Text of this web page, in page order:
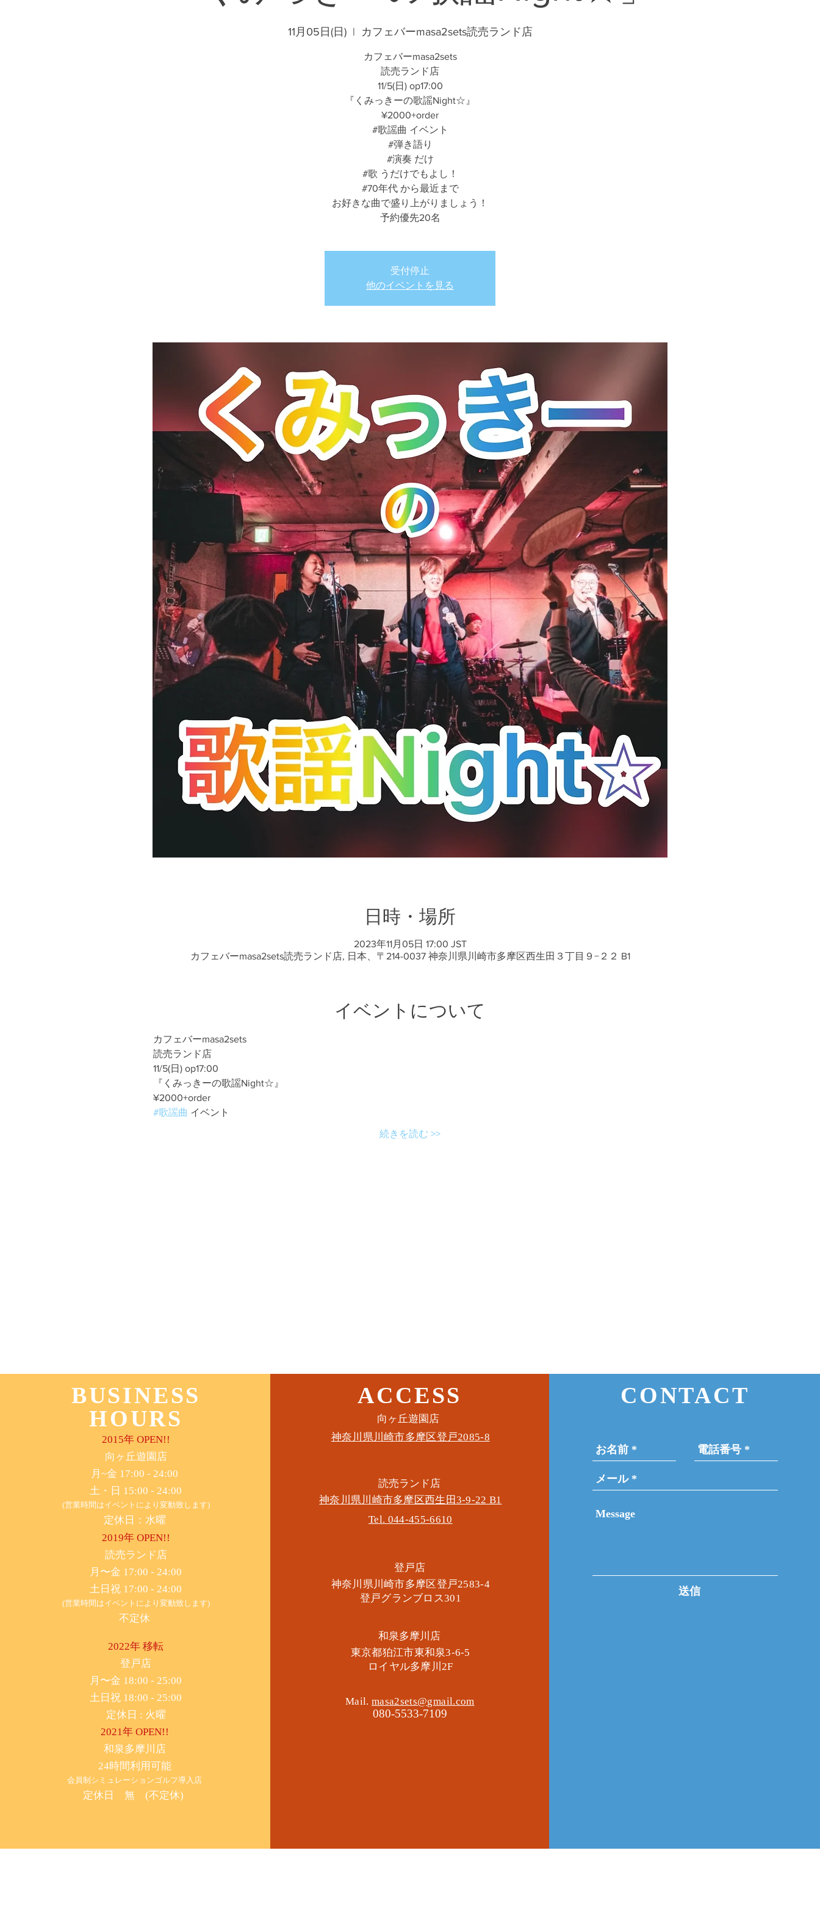
11月05日(日)
  |
カフェバーmasa2sets読売ランド店
カフェバーmasa2sets
読売ランド店
11/5(日) op17:00
『くみっきーの歌謡Night☆』
¥2000+order
#歌謡曲 イベント
#弾き語り
#演奏 だけ
#歌 うだけでもよし！
#70年代 から最近まで
お好きな曲で盛り上がりましょう！
予約優先20名
受付停止
他のイベントを見る
日時・場所
2023年11月05日 17:00 JST
カフェバーmasa2sets読売ランド店, 日本、〒214-0037 神奈川県川崎市多摩区西生田３丁目９−２２ B1
イベントについて
カフェバーmasa2sets
読売ランド店
11/5(日) op17:00
『くみっきーの歌謡Night☆』
¥2000+order
#歌謡曲 イベント
続きを読む >>
このイベントをシェア
BUSINESS
HOURS
2015年 OPEN!!
​向ヶ丘遊園店
月~金 17:00 - 24:00
土・日 15:00 - 24:00
(営業時間はイベントにより変動致します)
定休日：水曜
2019年 OPEN!!
​読売ランド店
月〜金 17:00 - 24:00
土日祝 17:00 - 24:00
(営業時間はイベントにより変動致します)
不定休
2022年 移転
​登戸店
月〜金 18:00 - 25:00
土日祝 18:00 - 25:00
​定休日 : 火曜
2021年 OPEN!!
​和泉多摩川店
24時間利用可能
​会員制シミュレーションゴルフ導入店
定休日 無 (不定休)
ACCESS
​向ヶ丘遊園店
神奈川県川崎市多摩区​登戸2085-8
​読売ランド店
神奈川県川崎市多摩区​西生田3-9-22 B1
Tel. 044-455-6610
​登戸店
神奈川県川崎市多摩区​登戸2583-4
​登戸グランブロス301
​和泉多摩川店
東京都狛江市東和泉3-6-5
​ロイヤル多摩川2F
Mail.masa2sets@gmail.com
080-5533-7109
CONTACT
送信